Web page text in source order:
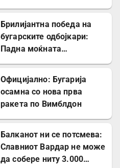
олимпијада по економија
во Кина
Брилијантна победа на
бугарските одбојкари:
Падна моќната
Официјално: Бугарија
осамна со нова прва
ракета по Вимблдон
Балканот ни се потсмева:
Славниот Вардар не може
да собере ниту 3.000